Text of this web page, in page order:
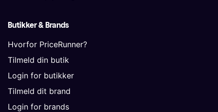
Butikker & Brands
Hvorfor PriceRunner?
Tilmeld din butik
Login for butikker
Tilmeld dit brand
Login for brands